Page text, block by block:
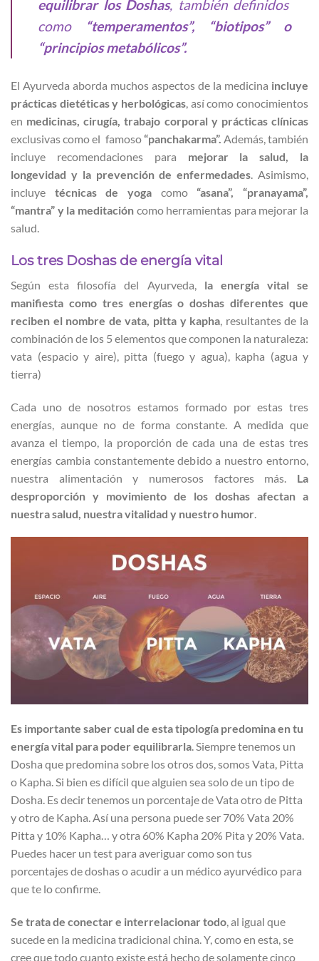
equilibrar los Doshas, también definidos
como“temperamentos”, “biotipos” o
“principios metabólicos”.
El Ayurveda aborda muchos aspectos de la medicina incluye
prácticas dietéticas y herbológicas, así como conocimientos
en medicinas, cirugía, trabajo corporal y prácticas clínicas
exclusivas como el famoso“panchakarma”. Además, también
incluye recomendaciones para mejorar la salud, la
longevidad y la prevención de enfermedades. Asimismo,
incluye técnicas de yoga como“asana”, “pranayama”,
“mantra” y la meditacióncomo herramientas para mejorar la
salud.
Los tres Doshas de energía vital
Según esta filosofía del Ayurveda,la energía vital se
manifiesta como tres energías o doshas diferentes que
reciben el nombre de vata, pitta y kapha, resultantes de la
combinación de los 5 elementos que componen la naturaleza:
vata (espacio y aire), pitta (fuego y agua), kapha (agua y
tierra)
Cada uno de nosotros estamos formado por estas tres
energías, aunque no de forma constante. A medida que
avanza el tiempo, la proporción de cada una de estas tres
energías cambia constantemente debido a nuestro entorno,
nuestra alimentación y numerosos factores más. La
desproporción y movimiento de los doshas afectan a
nuestra salud, nuestra vitalidad y nuestro humor
Es importante saber cual de esta tipología predomina en tu
energía vital para poder equilibrarla. Siempre tenemos un
Dosha que predomina sobre los otros dos, somos Vata, Pitta
o Kapha. Si bien es difícil que alguien sea solo de un tipo de
Dosha. Es decir tenemos un porcentaje de Vata otro de Pitta
y otro de Kapha. Así una persona puede ser 70% Vata 20%
Pitta y 10% Kapha… y otra 60% Kapha 20% Pita y 20% Vata.
Puedes hacer un test para averiguar como son tus
porcentajes de doshas o acudir a un médico ayurvédico para
que te lo confirme.
Se trata de conectar e interrelacionar todo, al igual que
sucede en la medicina tradicional china. Y, como en esta, se
cree que todo cuanto existe está hecho de solamente cinco